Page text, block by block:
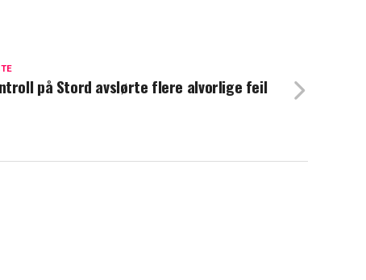
på Stord avslørte flere alvorlige feil